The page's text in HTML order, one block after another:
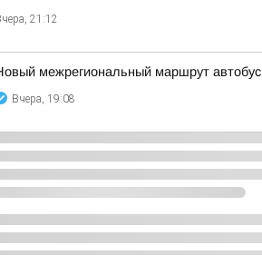
21:12
межрегиональный маршрут
Вчера, 19:08